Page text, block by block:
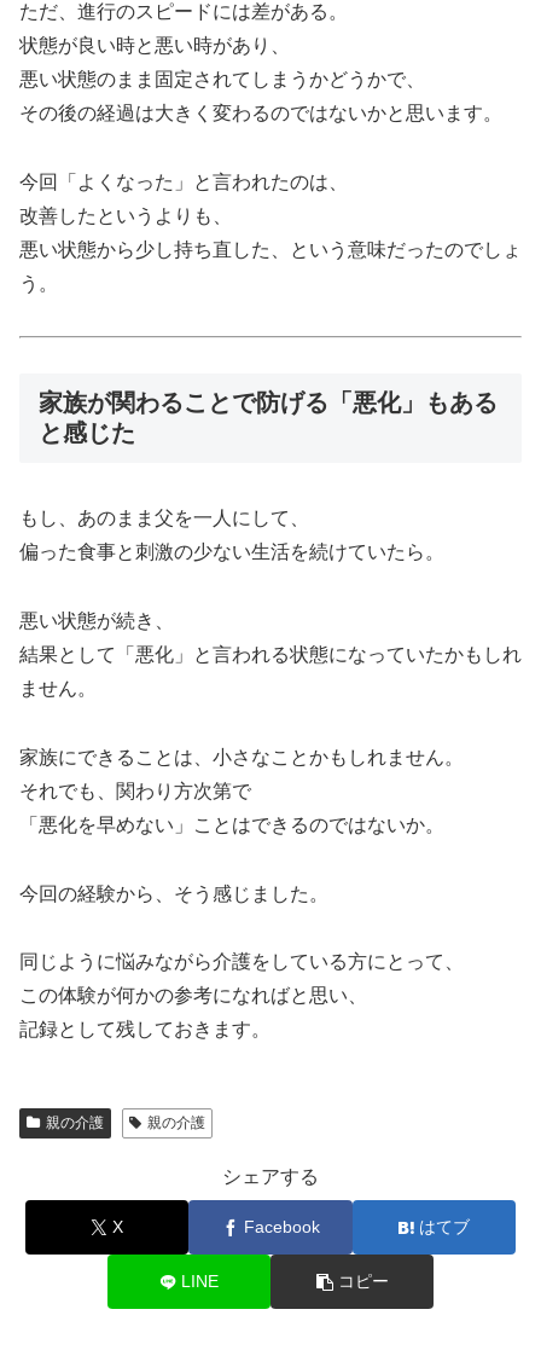
ただ、進行のスピードには差がある。
状態が良い時と悪い時があり、
悪い状態のまま固定されてしまうかどうかで、
その後の経過は大きく変わるのではないかと思います。
今回「よくなった」と言われたのは、
改善したというよりも、
悪い状態から少し持ち直した、という意味だったのでしょ
う。
家族が関わることで防げる「悪化」もある
と感じた
もし、あのまま父を一人にして、
偏った食事と刺激の少ない生活を続けていたら。
悪い状態が続き、
結果として「悪化」と言われる状態になっていたかもしれ
ません。
家族にできることは、小さなことかもしれません。
それでも、関わり方次第で
「悪化を早めない」ことはできるのではないか。
今回の経験から、そう感じました。
同じように悩みながら介護をしている方にとって、
この体験が何かの参考になればと思い、
記録として残しておきます。
親の介護 親の介護
シェアする
X Facebook はてブ
LINE コピー